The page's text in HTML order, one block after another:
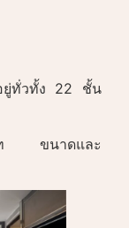
ยู่ทั่วทั้ง 22 ชั้น
ภท ขนาดและ